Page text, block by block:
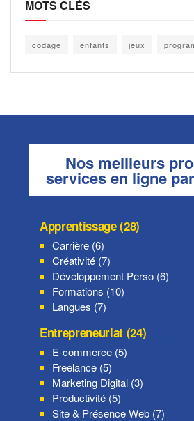
MOTS CLÉS
codage enfants jeux
Nos meilleurs
services en ligne
Apprentissage (28)
Carrière (6)
Créativité (7)
Développement Perso (6)
Formations (10)
Langues (7)
Entrepreneuriat (24)
E-commerce (5)
Freelance (5)
Marketing Digital (3)
Productivité (5)
Site & Présence Web (7)